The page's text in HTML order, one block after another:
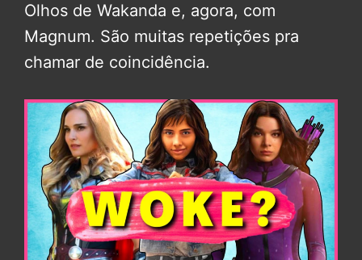
Olhos de Wakanda e, agora, com
Magnum. São muitas repetições pra
chamar de coincidência.